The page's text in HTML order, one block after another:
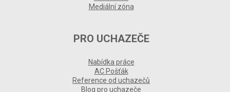
Mediální zóna
PRO UCHAZEČE
Nabídka práce
AC Pošťák
Reference od uchazečů
Blog pro uchazeče